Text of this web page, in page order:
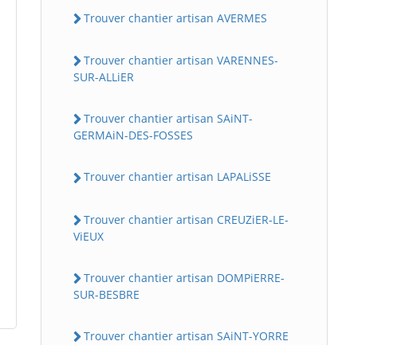
Trouver chantier artisan AVERMES
Trouver chantier artisan VARENNES-
SUR-ALLiER
Trouver chantier artisan SAiNT-
GERMAiN-DES-FOSSES
Trouver chantier artisan LAPALiSSE
Trouver chantier artisan CREUZiER-LE-
ViEUX
Trouver chantier artisan DOMPiERRE-
SUR-BESBRE
Trouver chantier artisan SAiNT-YORRE